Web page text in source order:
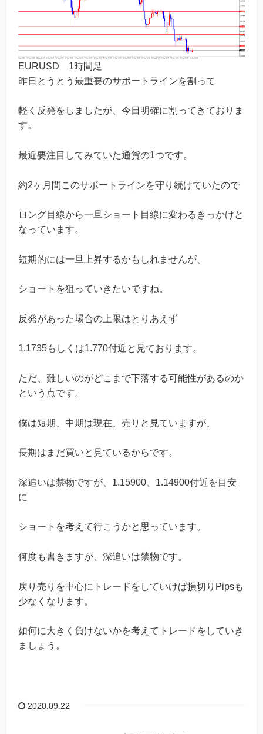
EURUSD 1時間足
昨日とうとう最重要のサポートラインを割って
軽く反発をしましたが、今日明確に割ってきておりま
す。
最近要注目してみていた通貨の1つです。
約2ヶ月間このサポートラインを守り続けていたので
ロング目線から一旦ショート目線に変わるきっかけと
なっています。
短期的には一旦上昇するかもしれませんが、
ショートを狙っていきたいですね。
反発があった場合の上限はとりあえず
1.1735もしくは1.770付近と見ております。
ただ、難しいのがどこまで下落する可能性があるのか
という点です。
僕は短期、中期は現在、売りと見ていますが、
長期はまだ買いと見ているからです。
深追いは禁物ですが、1.15900、1.14900付近を目安
に
ショートを考えて行こうかと思っています。
何度も書きますが、深追いは禁物です。
戻り売りを中心にトレードをしていけば損切りPipsも
少なくなります。
如何に大きく負けないかを考えてトレードをしていき
ましょう。
2020.09.22